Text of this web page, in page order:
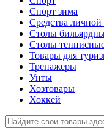
Спорт зима
Средства
Столы
Столы
Товары для
Тренажеры
Унты
Хозтовары
Хоккей